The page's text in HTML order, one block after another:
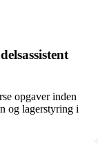
opgaver inden
og lagerstyring i